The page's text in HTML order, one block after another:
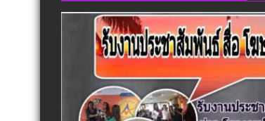
เชิญ
ชวน
พนักงาน
และ
ผู้
ประกอบ
การ
ร่วม